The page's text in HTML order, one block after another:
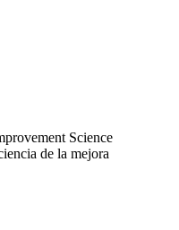
de la mejora